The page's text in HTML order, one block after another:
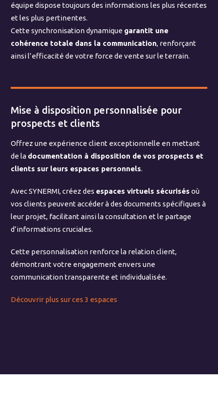
équipe dispose toujours des informations les plus récentes
et les plus pertinentes.
Cette synchronisation dynamique garantit une
cohérence totale dans la communication, renforçant
ainsi l’efficacité de votre force de vente sur le terrain.
Mise à disposition personnalisée pour
prospects et clients
Offrez une expérience client exceptionnelle en mettant
de la documentation à disposition de vos prospects et
clients sur leurs espaces personnels.
Avec SYNERMI, créez des espaces virtuels sécurisés où
vos clients peuvent accéder à des documents spécifiques à
leur projet, facilitant ainsi la consultation et le partage
d’informations cruciales.
Cette personnalisation renforce la relation client,
démontrant votre engagement envers une
communication transparente et individualisée.
Découvrir plus sur ces 3 espaces